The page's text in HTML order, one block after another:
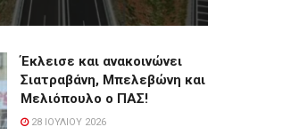
Έκλεισε και ανακοινώνει
Σιατραβάνη, Μπελεβώνη και
Μελιόπουλο ο ΠΑΣ!
28 ΙΟΥΛΊΟΥ 2026